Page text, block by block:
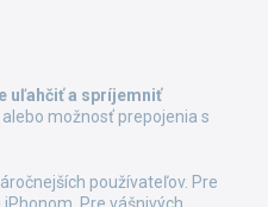
uľahčiť a spríjemniť
alebo možnosť prepojenia s
používateľov. Pre
Pre vášnivých